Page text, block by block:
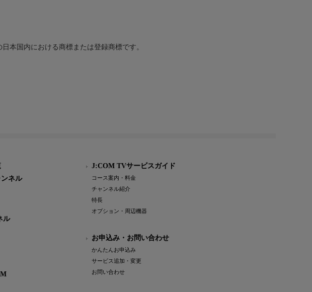
本国内における商標または登録商標です。
ネル
ル
J:COM TVサービスガイド
コース案内・料金
チャンネル紹介
特長
オプション・周辺機器
お申込み・お問い合わせ
かんたんお申込み
サービス追加・変更
お問い合わせ